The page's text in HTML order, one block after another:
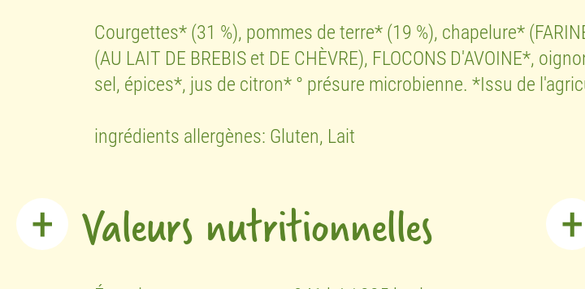
Courgettes* (31 %), pommes de terre* (19 %), chapelure*
(AU LAIT DE BREBIS et DE CHÈVRE), FLOCONS D'AVOINE*,
sel, épices*, jus de citron* ° présure microbienne. *Issu de
ingrédients allergènes: Gluten, Lait
Valeurs nutritionnelles